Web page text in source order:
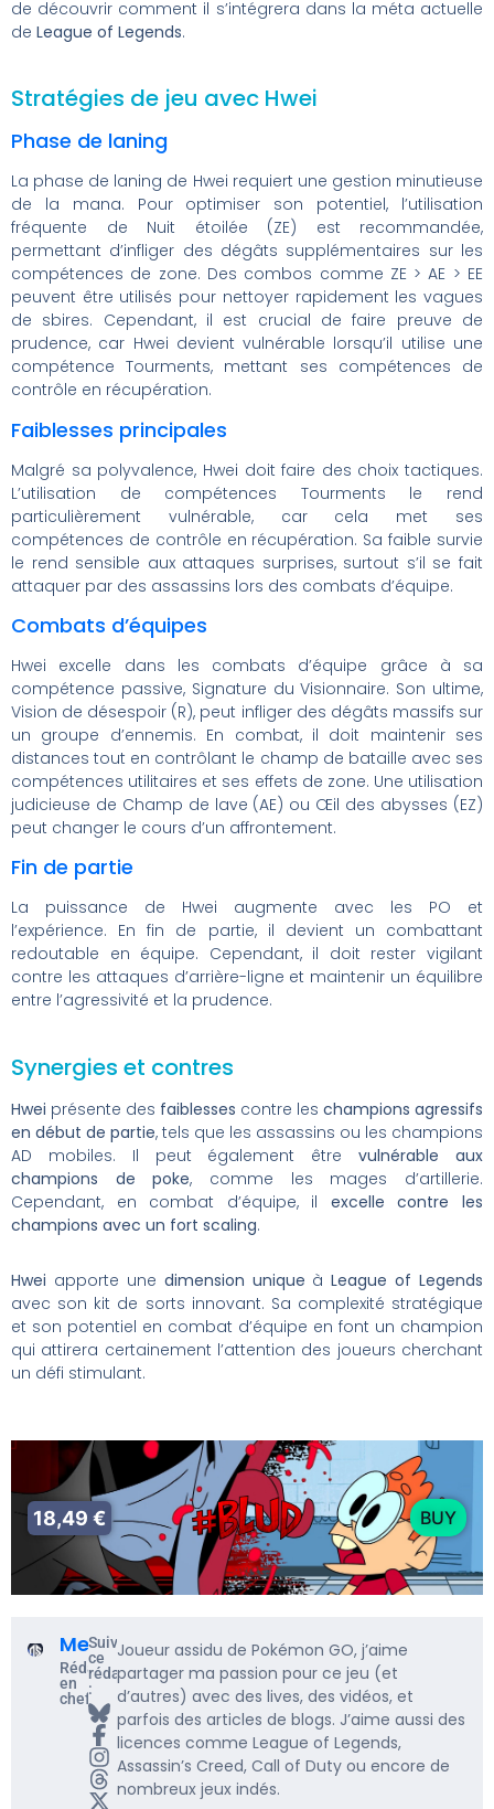
de découvrir comment il s’intégrera dans la méta actuelle
de League of Legends.
Stratégies de jeu avec Hwei
Phase de laning
La phase de laning de Hwei requiert une gestion minutieuse
de la mana. Pour optimiser son potentiel, l’utilisation
fréquente de Nuit étoilée (ZE) est recommandée,
permettant d’infliger des dégâts supplémentaires sur les
compétences de zone. Des combos comme ZE > AE > EE
peuvent être utilisés pour nettoyer rapidement les vagues
de sbires. Cependant, il est crucial de faire preuve de
prudence, car Hwei devient vulnérable lorsqu’il utilise une
compétence Tourments, mettant ses compétences de
contrôle en récupération.
Faiblesses principales
Malgré sa polyvalence, Hwei doit faire des choix tactiques.
L’utilisation de compétences Tourments le rend
particulièrement vulnérable, car cela met ses
compétences de contrôle en récupération. Sa faible survie
le rend sensible aux attaques surprises, surtout s’il se fait
attaquer par des assassins lors des combats d’équipe.
Combats d’équipes
Hwei excelle dans les combats d’équipe grâce à sa
compétence passive, Signature du Visionnaire. Son ultime,
Vision de désespoir (R), peut infliger des dégâts massifs sur
un groupe d’ennemis. En combat, il doit maintenir ses
distances tout en contrôlant le champ de bataille avec ses
compétences utilitaires et ses effets de zone. Une utilisation
judicieuse de Champ de lave (AE) ou Œil des abysses (EZ)
peut changer le cours d’un affrontement.
Fin de partie
La puissance de Hwei augmente avec les PO et
l’expérience. En fin de partie, il devient un combattant
redoutable en équipe. Cependant, il doit rester vigilant
contre les attaques d’arrière-ligne et maintenir un équilibre
entre l’agressivité et la prudence.
Synergies et contres
Hwei présente des faiblesses contre les champions agressifs
en début de partie, tels que les assassins ou les champions
AD mobiles. Il peut également êtrevulnérable aux
champions de poke, comme les mages d’artillerie.
Cependant, en combat d’équipe, il excelle contre les
champions avec un fort scaling.
Hwei apporte une dimension unique àLeague of Legends
avec son kit de sorts innovant. Sa complexité stratégique
et son potentiel en combat d’équipe en font un champion
qui attirera certainement l’attention des joueurs cherchant
un défi stimulant.
18,49 € BUY
Me5rine_
Rédacteur
en
chef
Suivre
ce
rédacteur
:
Joueur assidu de Pokémon GO, j’aime
partager ma passion pour ce jeu (et
d’autres) avec des lives, des vidéos, et
parfois des articles de blogs. J’aime aussi des
licences comme League of Legends,
Assassin’s Creed, Call of Duty ou encore de
nombreux jeux indés.